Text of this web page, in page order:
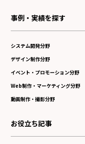
事例・実績を探す
システム開発分野
デザイン制作分野
イベント・プロモーション分野
Web制作・マーケティング分野
動画制作・撮影分野
お役立ち記事